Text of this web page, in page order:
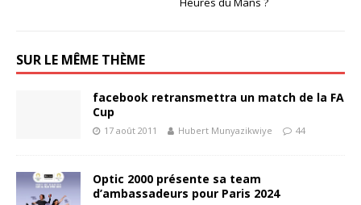
SUR LE MÊME THÈME
facebook retransmettra un match de la FA
Cup
17 août 2011 Hubert Munyazikwiye 44
Optic 2000 présente sa team
d’ambassadeurs pour Paris 2024